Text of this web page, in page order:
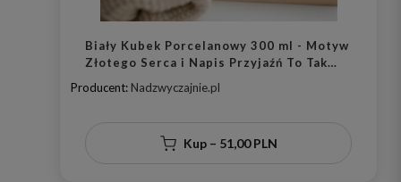
Biały Kubek Porcelanowy 300 ml - Motyw
Złotego Serca i Napis Przyjaźń To Tak
Samo Zryte Banie dla Najlepszej
Przyjaciółki na Urodziny
Producent: Nadzwyczajnie.pl
Kup – 51,00 PLN